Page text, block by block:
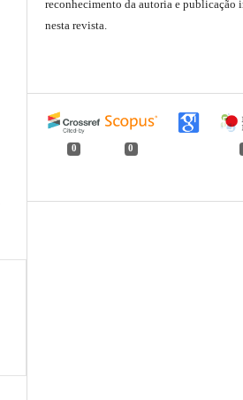
reconhecimento da autoria e publicação
nesta revista.
0 0